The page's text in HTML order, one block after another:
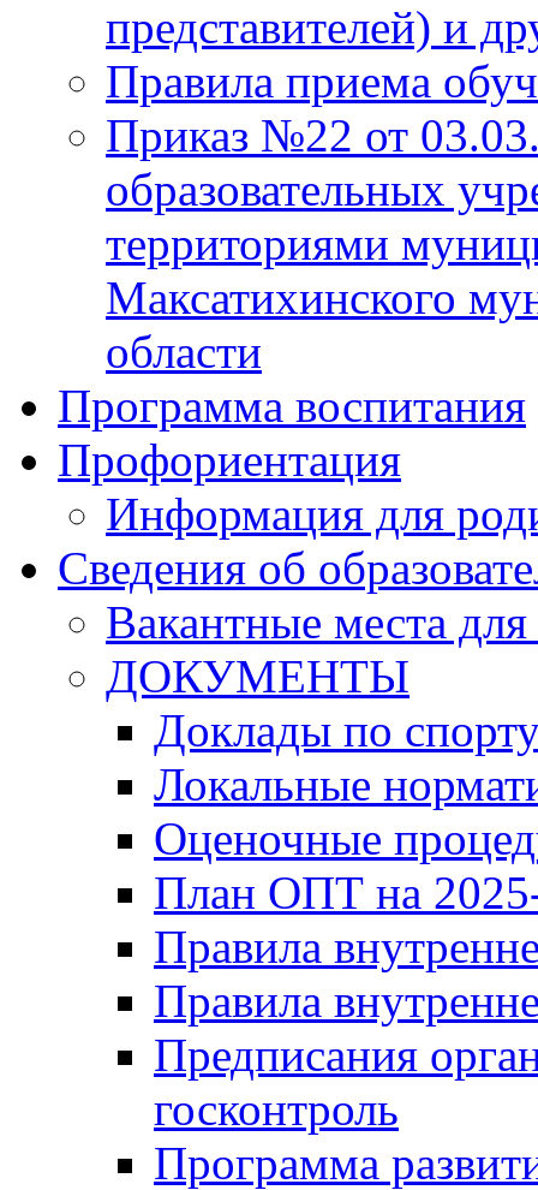
представителей) и
Правила приема
Приказ №22 от
образовательных
территориями
Максатихинского
области
Программа воспитания
Профориентация
Информация для
Сведения об
Вакантные места
ДОКУМЕНТЫ
Доклады по
Локальные
Оценочные
План ОПТ на
Правила
Правила
Предписания
госконтроль
Программа